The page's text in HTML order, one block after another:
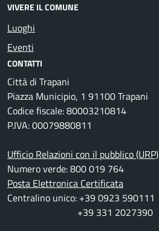
VIVERE IL COMUNE
Luoghi
Eventi
CONTATTI
Città di Trapani
Piazza Municipio, 1 91100 Trapani
Codice fiscale: 80003210814
P.IVA: 00079880811
Ufficio Relazioni con il pubblico (URP)
Numero verde: 800 019 764
Posta Elettronica Certificata
Centralino unico: +39 0923 590111
+39 331 2027390